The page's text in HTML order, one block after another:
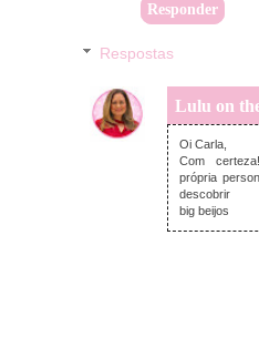
Responder
Respostas
Lulu on
Oi Carla,
Com
própria
descobrir
big beijos